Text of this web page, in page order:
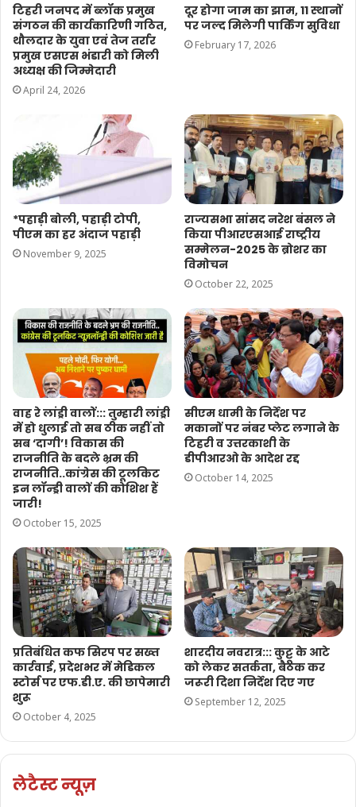
टिहरी जनपद में ब्लॉक प्रमुख
संगठन की कार्यकारिणी गठित,
थौलदार के युवा एवं तेज तर्रार
प्रमुख एसएस भंडारी को मिली
अध्यक्ष की जिम्मेदारी
April 24, 2026
दूर होगा जाम का झाम, 11 स्थानों
पर जल्द मिलेगी पार्किंग सुविधा
February 17, 2026
*पहाड़ी बोली, पहाड़ी टोपी,
पीएम का हर अंदाज पहाड़ी
November 9, 2025
राज्यसभा सांसद नरेश बंसल ने
किया पीआरएसआई राष्ट्रीय
सम्मेलन-2025 के ब्रोशर का
विमोचन
October 22, 2025
वाह रे लांड्री वालों::: तुम्हारी लांड्री
में हो धुलाई तो सब ठीक नहीं तो
सब ‘दागी’! विकास की
राजनीति के बदले भ्रम की
राजनीति..कांग्रेस की टूलकिट
इन लॉन्ड्री वालों की कोशिश हैं
जारी!
October 15, 2025
सीएम धामी के निर्देश पर
मकानों पर नंबर प्लेट लगाने के
टिहरी व उत्तरकाशी के
डीपीआरओ के आदेश रद्द
October 14, 2025
प्रतिबंधित कफ सिरप पर सख्त
कार्रवाई, प्रदेशभर में मेडिकल
स्टोर्स पर एफ.डी.ए. की छापेमारी
शुरू
October 4, 2025
शारदीय नवरात्र::: कुट्टू के आटे
को लेकर सतर्कता, बैठक कर
जरूरी दिशा निर्देश दिए गए
September 12, 2025
लेटैस्ट न्यूज़